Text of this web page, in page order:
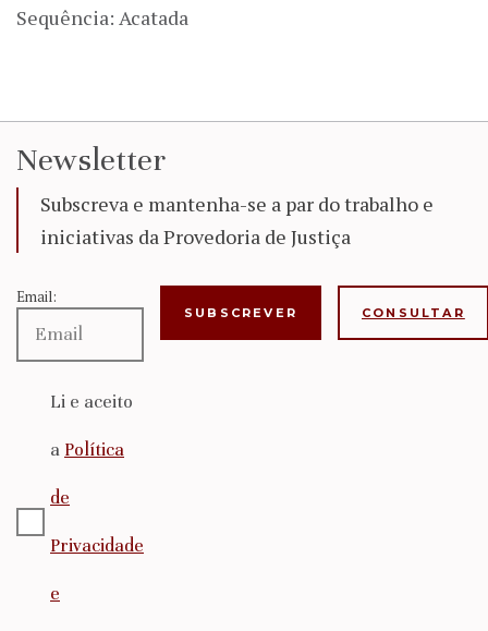
Sequência: Acatada
Newsletter
Subscreva e mantenha-se a par do trabalho e
iniciativas da Provedoria de Justiça
Email:
Li e aceito
a Política
de
Privacidade
e
CONSULTAR